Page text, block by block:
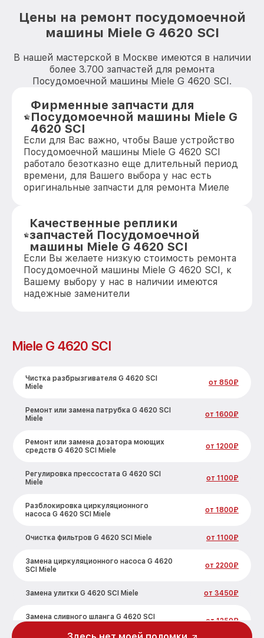
Цены на ремонт посудомоечной
машины Miele G 4620 SCI
В нашей мастерской в Москве имеются в наличии
более 3.700 запчастей для ремонта
Посудомоечной машины Miele G 4620 SCI.
Фирменные запчасти для
Посудомоечной машины Miele G
4620 SCI
Если для Вас важно, чтобы Ваше устройство
Посудомоечной машины Miele G 4620 SCI
работало безотказно еще длительный период
времени, для Вашего выбора у нас есть
оригинальные запчасти для ремонта Миеле
Качественные реплики
запчастей Посудомоечной
машины Miele G 4620 SCI
Если Вы желаете низкую стоимость ремонта
Посудомоечной машины Miele G 4620 SCI, к
Вашему выбору у нас в наличии имеются
надежные заменители
Miele G 4620 SCI
Чистка разбрызгивателя G 4620 SCI
Miele
от 850₽
Ремонт или замена патрубка G 4620 SCI
Miele
от 1600₽
Ремонт или замена дозатора моющих
средств G 4620 SCI Miele
от 1200₽
Регулировка прессостата G 4620 SCI
Miele
от 1100₽
Разблокировка циркуляционного
насоса G 4620 SCI Miele
от 1800₽
Очистка фильтров G 4620 SCI Miele от 1100₽
Замена циркуляционного насоса G 4620
SCI Miele
от 2200₽
Замена улитки G 4620 SCI Miele от 3450₽
Замена сливного шланга G 4620 SCI
от 1250₽